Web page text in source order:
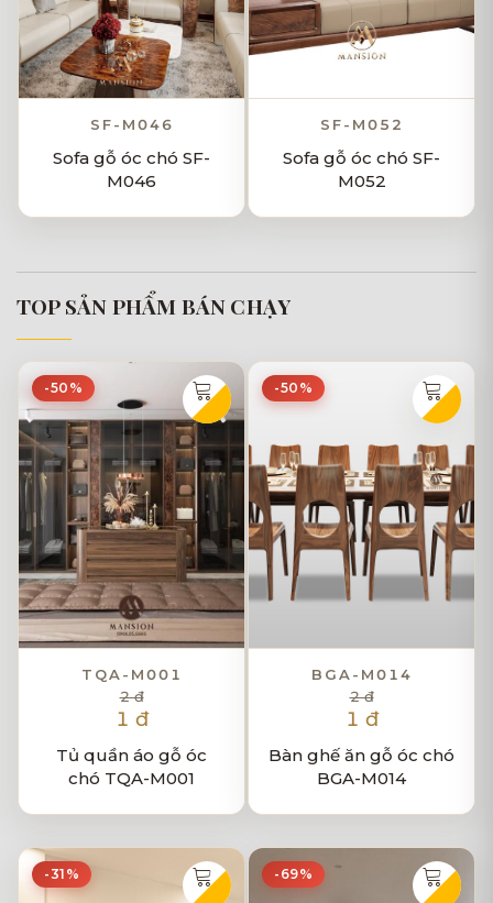
SF-M046
Sofa gỗ óc chó SF-
M046
SF-M052
Sofa gỗ óc chó SF-
M052
TOP SẢN PHẨM BÁN CHẠY
-50%
TQA-M001
2 đ
1 đ
Tủ quần áo gỗ óc
chó TQA-M001
-50%
BGA-M014
2 đ
1 đ
Bàn ghế ăn gỗ óc chó
BGA-M014
-31% -69%